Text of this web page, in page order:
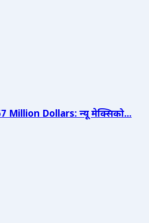
Million Dollars: न्यू मेक्सिको...